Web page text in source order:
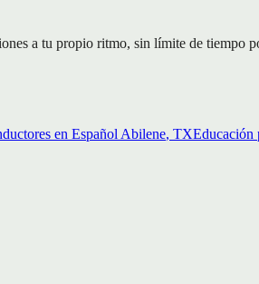
a tu propio ritmo, sin límite de tiempo
en Español Abilene, TXEducación